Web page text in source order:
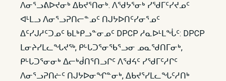
ᐱᓂᕐᓗᕕᐅᔪᓂᒃ ᐃᑲᔪᕐᑎᓂᒃ. ᐱᖁᔭᕐᓂᒃ ᓯᖁᒥᑦᓯᔪᓄᑦ
ᐊᒻᒪᓗ ᐱᓂᕐᓗᕈᑎᓕᓐᓄᑦ ᑎᒍᔭᐅᑎᑦᓯᓂᕐᓄᑦ
ᐃᑦᓯᒍᓱᑦᑐᓄᑦ ᑲᒪᒃᑭᓗᓐᓂᓄᑦ DPCP ᓱᓇᐅᒻᒪᖔᑦ: DPCP
ᒪᓂᔨᓯᒪᓚᖓᔪᖅ, ᑭᒡᒐᑐᕐᓂᖃᕐᓗᓂ ᓄᓇᖁᑎᒥᓂᒃ,
ᑭᒡᒐᑐᕐᓂᓂᒃ ᐃᓕᒃᑰᑎᕐᑎᓗᒋᑦ ᐱᖁᔦᑦ ᓯᖁᒥᑦᓱᒋᑦ
ᐱᓂᕐᓗᕈᑎᓖᑦ ᑎᒍᔭᐅᓂᖏᓐᓂᒃ, ᐃᑲᔪᕐᓯᒪᓚᖓᑦᓱᑎᒃ